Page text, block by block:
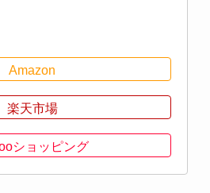
Amazon
楽天市場
ショッピング